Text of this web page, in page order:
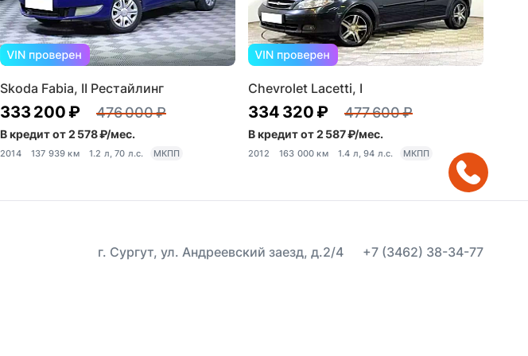
Skoda Fabia, II Рестайлинг
333 200 ₽ 476 000 ₽
В кредит от 2 578 ₽/мес.
2014 137 939 км 1.2 л, 70 л.с. МКПП
Chevrolet Lacetti, I
334 320 ₽ 477 600 ₽
В кредит от 2 587 ₽/мес.
2012 163 000 км 1.4 л, 94 л.с. МКПП
г. Сургут, ул. Андреевский заезд, д.2/4 +7 (3462) 38-34-77